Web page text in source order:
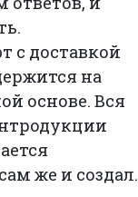
с доставкой
на
основе. Вся
же и создал.